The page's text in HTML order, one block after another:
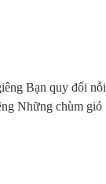
Bạn quy đổi nỗi
Những chùm gió